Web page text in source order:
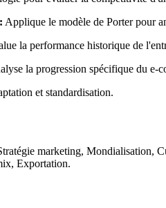
Applique le modèle de Porter pour
la performance historique de
la progression spécifique du e-
et standardisation.
marketing, Mondialisation,
Exportation.